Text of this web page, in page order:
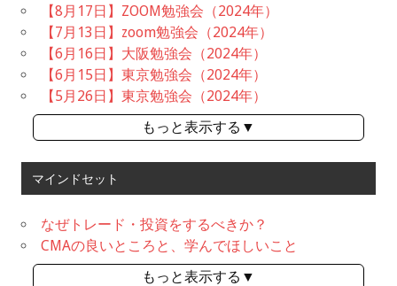
【8月17日】ZOOM勉強会（2024年）
【7月13日】zoom勉強会（2024年）
【6月16日】大阪勉強会（2024年）
【6月15日】東京勉強会（2024年）
【5月26日】東京勉強会（2024年）
もっと表示する▼
マインドセット
なぜトレード・投資をするべきか？
CMAの良いところと、学んでほしいこと
もっと表示する▼